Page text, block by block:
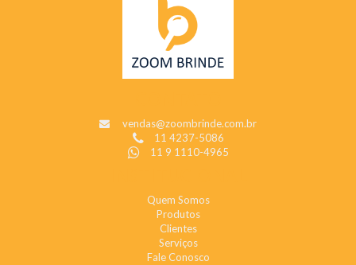
vendas@zoombrinde.com.br
11 4237-5086
11 9 1110-4965
Quem Somos
Produtos
Clientes
Serviços
Fale Conosco